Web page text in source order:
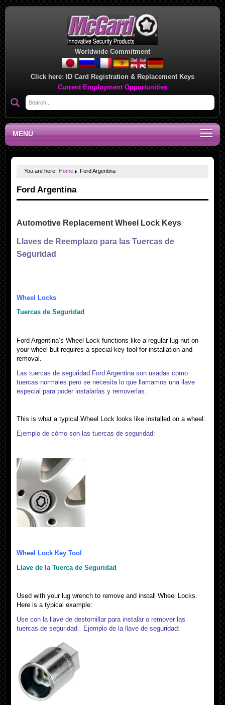
Worldwide Commitment
Click here: ID Card Registration & Replacement Keys
Current Employment Opportunities
MENU
You are here: Home Ford Argentina
Ford Argentina
Automotive Replacement Wheel Lock Keys
Llaves de Reemplazo para las Tuercas de
Seguridad
Wheel Locks
Tuercas de Seguridad
Ford Argentina’s Wheel Lock functions like a regular lug nut on
your wheel but requires a special key tool for installation and
removal.
Las tuercas de seguridad Ford Argentina son usadas como
tuercas normales pero se necesita lo que llamamos una llave
especial para poder instalarlas y removerlas.
This is what a typical Wheel Lock looks like installed on a wheel:
Ejemplo de cómo son las tuercas de seguridad:
Wheel Lock Key Tool
Llave de la Tuerca de Seguridad
Used with your lug wrench to remove and install Wheel Locks.
Here is a typical example:
Use con la llave de destornillar para instalar o remover las
tuercas de seguridad. Ejemplo de la llave de seguridad: